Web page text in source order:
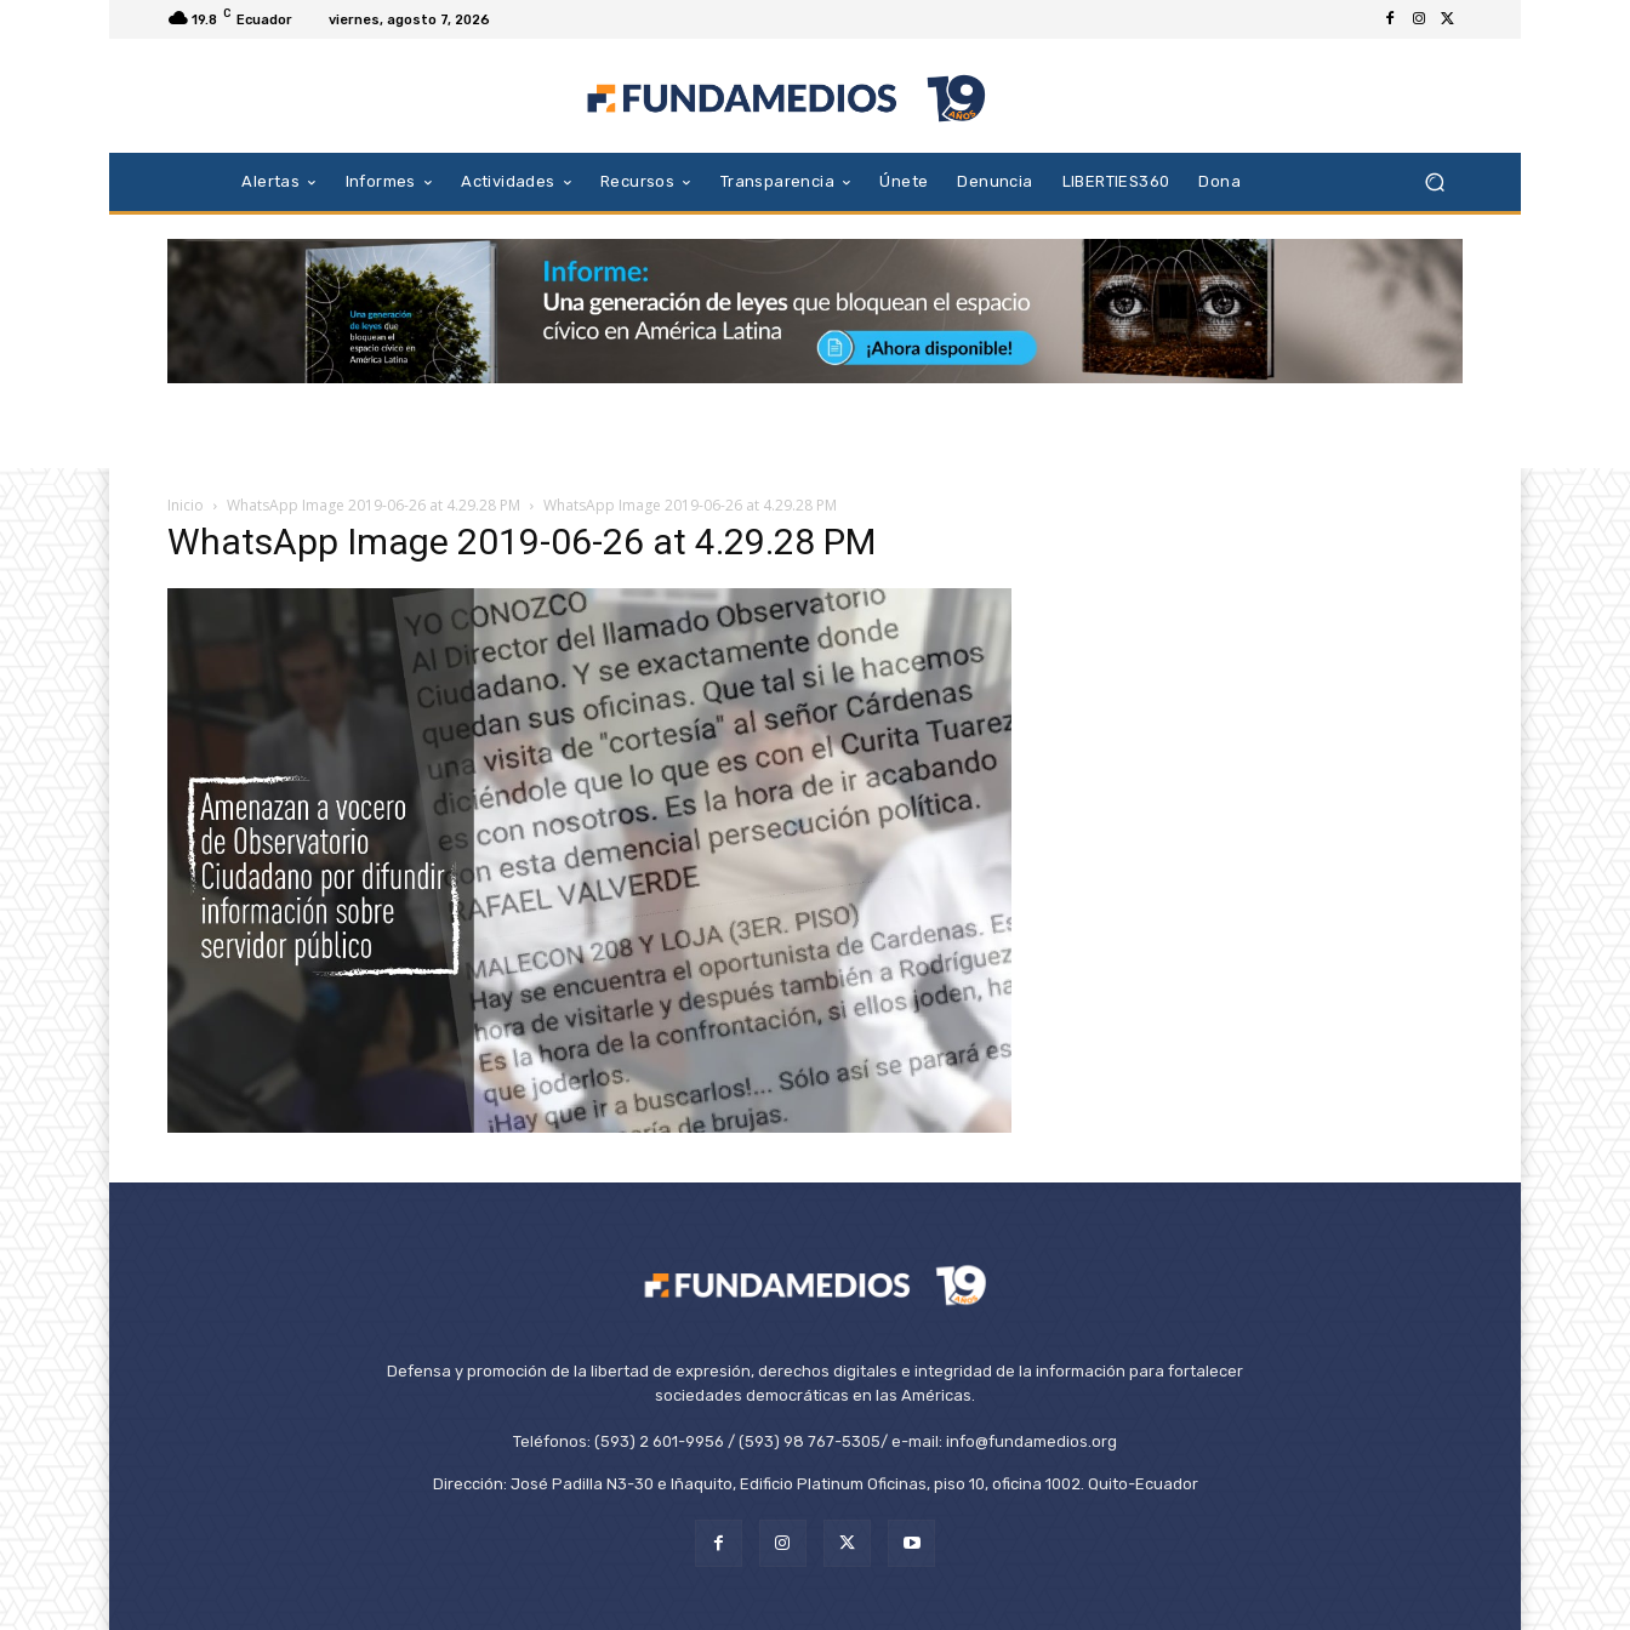
19.8 C Ecuador viernes, agosto 7, 2026
Alertas Informes Actividades Recursos Transparencia Únete Denuncia LIBERTIES360 Dona
Inicio WhatsApp Image 2019-06-26 at 4.29.28 PM WhatsApp Image 2019-06-26 at 4.29.28 PM
WhatsApp Image 2019-06-26 at 4.29.28 PM
Defensa y promoción de la libertad de expresión, derechos digitales e integridad de la información para fortalecer
sociedades democráticas en las Américas.
Teléfonos: (593) 2 601-9956 / (593) 98 767-5305/ e-mail: info@fundamedios.org
Dirección: José Padilla N3-30 e Iñaquito, Edificio Platinum Oficinas, piso 10, oficina 1002. Quito-Ecuador